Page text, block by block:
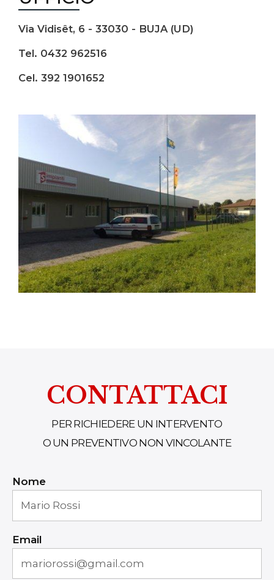
Via Vidisêt, 6 - 33030 - BUJA (UD)
Tel. 0432 962516
Cel. 392 1901652
CONTATTACI
PER RICHIEDERE UN INTERVENTO
O UN PREVENTIVO NON VINCOLANTE
Nome
Email